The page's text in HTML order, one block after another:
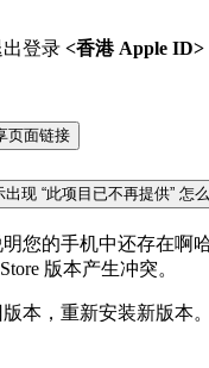
登录 <香港 Apple ID>
页面链接
现 “此项目已不再提供” 怎
您的手机中还存在啊
版本产生冲突。
本，重新安装新版本。